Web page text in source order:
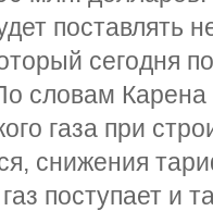
поставлять
сегодня
словам Карена
газа при
снижения
поступает и